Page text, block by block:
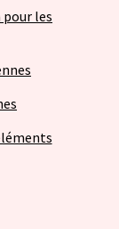
pour les